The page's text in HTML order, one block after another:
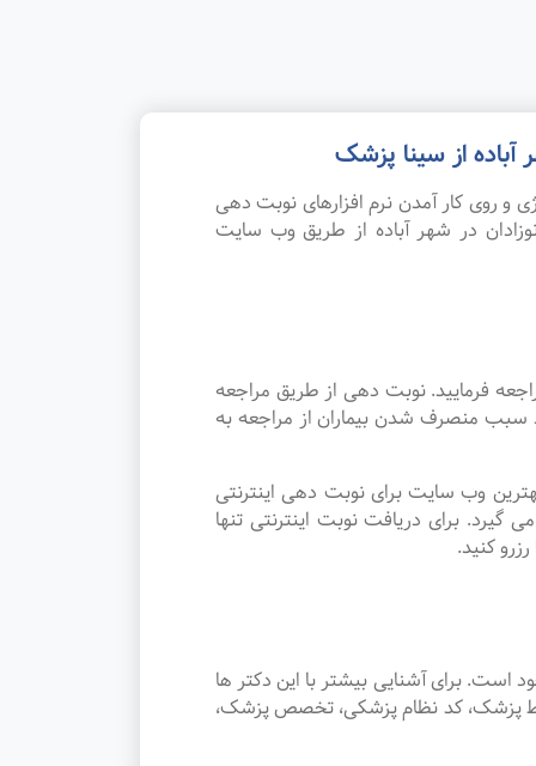
از سینا پزشک
روی کار آمدن نرم افزارهای نوبت دهی
در شهر آباده از طریق وب سایت
فرمایید. نوبت دهی از طریق مراجعه
سبب منصرف شدن بیماران از مراجعه به
وب سایت برای نوبت دهی اینترنتی
برای دریافت نوبت اینترنتی تنها
کنید.
برای آشنایی بیشتر با این دکتر ها
پزشک، کد نظام پزشکی، تخصص پزشک،